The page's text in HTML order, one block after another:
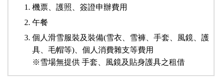
機票、護照、簽證申辦費用
午餐
個人滑雪服裝及裝備(雪衣、雪褲、手套、風鏡、護
具、毛帽等)、個人消費雜支等費用
※雪場無提供 手套、風鏡及貼身護具之租借